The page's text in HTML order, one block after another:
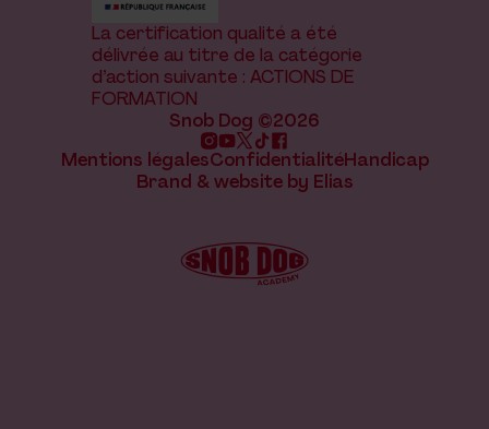
La certification qualité a été
délivrée au titre de la catégorie
d’action suivante : ACTIONS DE
FORMATION
Snob Dog ©2026
Mentions légalesConfidentialitéHandicap
Brand & website by Elias